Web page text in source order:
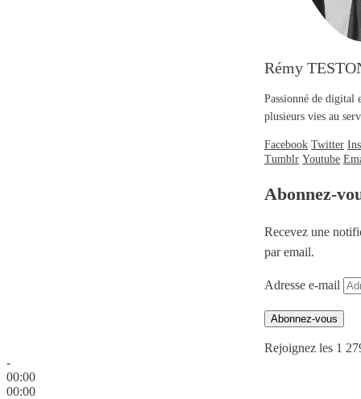
Rémy
Passionné de digital
plusieurs vies au
Facebook Twitter
Tumblr Youtube
Abonnez-
Recevez une
par email.
Adresse e-mail
Abonnez-vous
Rejoignez les 1
-
00:00
00:00